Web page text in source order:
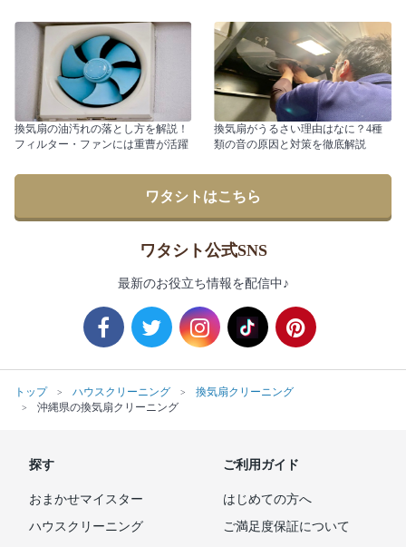
換気扇の油汚れの落とし方を解説！
フィルター・ファンには重曹が活躍
換気扇がうるさい理由はなに？4種
類の音の原因と対策を徹底解説
ワタシトはこちら
ワタシト公式SNS
最新のお役立ち情報を配信中♪
トップ ハウスクリーニング
換気扇クリーニング
沖縄県の換気扇クリーニング
探す
おまかせマイスター
ハウスクリーニング
ご利用ガイド
はじめての方へ
ご満足度保証について